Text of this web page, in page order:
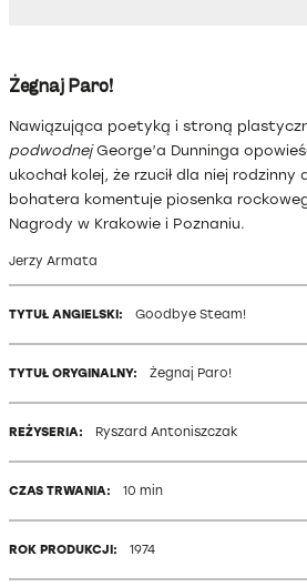
Żegnaj Paro!
Nawiązująca poetyką i stroną
podwodnejGeorge’a Dunninga
ukochał kolej, że rzucił dla niej rodzinny
bohatera komentuje piosenka
Nagrody w Krakowie i Poznaniu.
Jerzy Armata
TYTUŁ ANGIELSKI: Goodbye Steam!
TYTUŁ ORYGINALNY: Żegnaj Paro!
REŻYSERIA: Ryszard Antoniszczak
CZAS TRWANIA: 10 min
ROK PRODUKCJI: 1974